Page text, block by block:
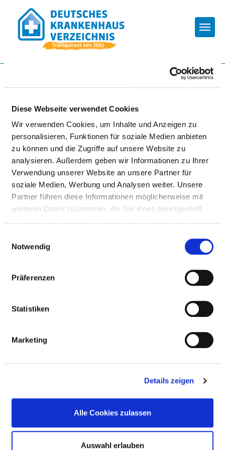
Diese Webseite verwendet Cookies
Wir verwenden Cookies, um Inhalte und Anzeigen zu
personalisieren, Funktionen für soziale Medien anbieten
zu können und die Zugriffe auf unsere Website zu
analysieren. Außerdem geben wir Informationen zu Ihrer
Verwendung unserer Website an unsere Partner für
soziale Medien, Werbung und Analysen weiter. Unsere
Partner führen diese Informationen möglicherweise mit
weiteren Daten zusammen, die Sie ihnen bereitgestellt
Notwendig
Präferenzen
Statistiken
Marketing
Details zeigen
Alle Cookies zulassen
Auswahl erlauben
HELIOS KLINIK FÜR KINDER-
UND JUGENDPSYCHIATRIE
UND -PSYCHOTHERAPIE
Medizinisch-pflegerische Leistungen
SERVICE & AUSSTATTUNG
KINDER / JUGENDLICHE
HILFE & SERVICE